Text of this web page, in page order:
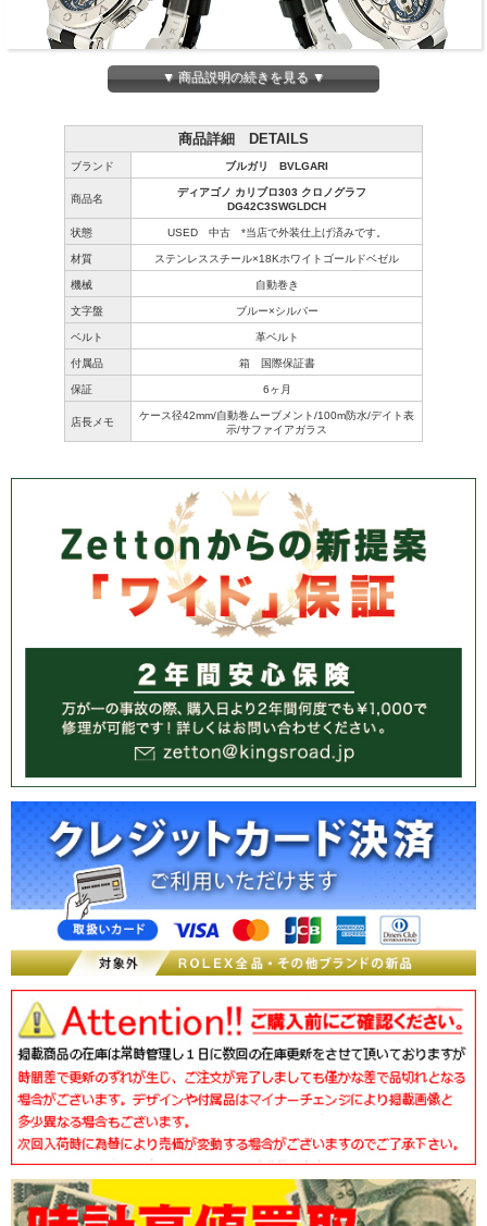
▼ 商品説明の続きを見る ▼
商品詳細 DETAILS
ブランド ブルガリ BVLGARI
商品名
ディアゴノ カリブロ303 クロノグラフ
DG42C3SWGLDCH
状態 USED 中古 *当店で外装仕上げ済みです。
材質 ステンレススチール×18Kホワイトゴールドベゼル
機械 自動巻き
文字盤 ブルー×シルバー
ベルト 革ベルト
付属品 箱 国際保証書
保証 6ヶ月
店長メモ
ケース径42mm/自動巻ムーブメント/100m防水/デイト表
示/サファイアガラス